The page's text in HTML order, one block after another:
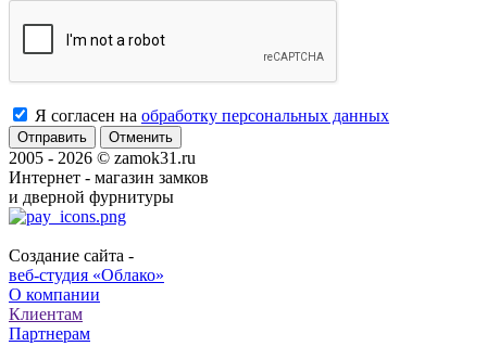
Я согласен на обработку персональных данных
Отменить
2005 - 2026 © zamok31.ru
Интернет - магазин замков
и дверной фурнитуры
Создание сайта -
веб-студия «Облако»
О компании
Клиентам
Партнерам